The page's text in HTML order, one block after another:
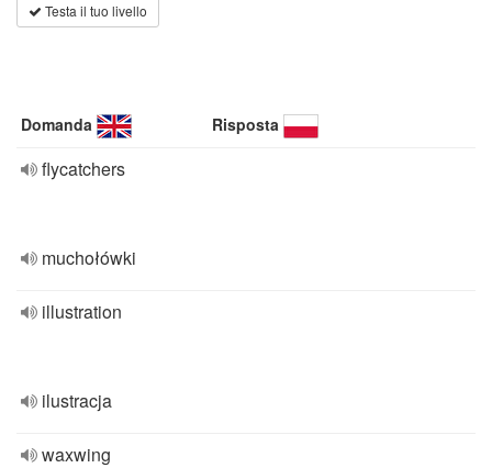
Testa il tuo livello
Domanda Risposta
flycatchers
muchołówki
illustration
ilustracja
waxwing